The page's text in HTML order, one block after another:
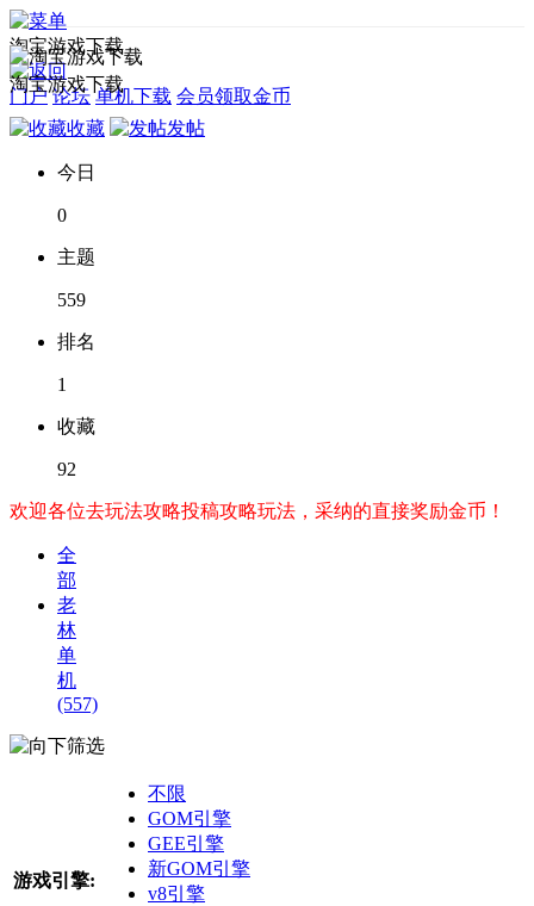
淘宝游戏下载
门户 论坛 单机下载 会员领取金币
淘宝游戏下载
收藏 发帖
今日
0
主题
559
排名
1
收藏
92
欢迎各位去玩法攻略投稿攻略玩法，采纳的直接奖励金币！
全
部
老
林
单
机
(557)
筛选
游戏引擎:
不限
GOM引擎
GEE引擎
新GOM引擎
v8引擎